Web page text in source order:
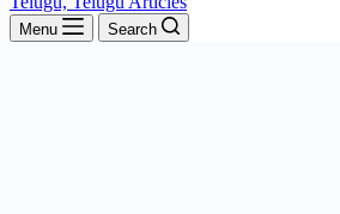
Menu Search